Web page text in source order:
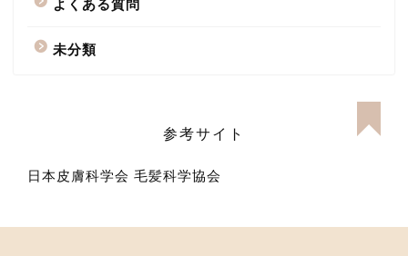
よくある質問
未分類
参考サイト
日本皮膚科学会 毛髪科学協会